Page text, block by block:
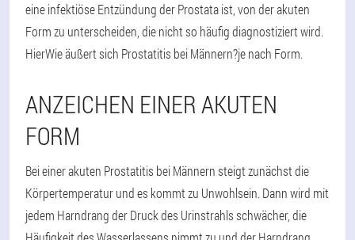
eine infektiöse Entzündung der Prostata ist, von der akuten
Form zu unterscheiden, die nicht so häufig diagnostiziert wird.
HierWie äußert sich Prostatitis bei Männern?je nach Form.
ANZEICHEN EINER AKUTEN
FORM
Bei einer akuten Prostatitis bei Männern steigt zunächst die
Körpertemperatur und es kommt zu Unwohlsein. Dann wird mit
jedem Harndrang der Druck des Urinstrahls schwächer, die